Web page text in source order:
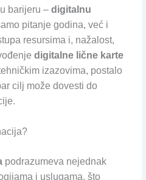
barijeru – digitalnu
pitanje godina, već i
resursima i, nažalost,
digitalne lične karte
izazovima, postalo
cilj može dovesti do
podrazumeva nejednak
i uslugama, što